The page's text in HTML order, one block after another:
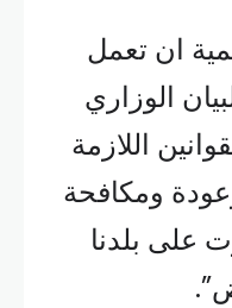
ان تعمل
الوزاري
اللازمة
ومكافحة
على بلدنا